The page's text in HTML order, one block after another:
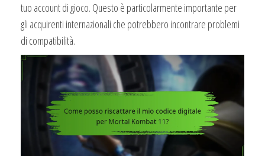
tuo account di gioco. Questo è particolarmente importante per
gli acquirenti internazionali che potrebbero incontrare problemi
di compatibilità.